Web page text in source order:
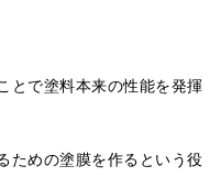
とで塗料本来の性能を発揮
ための塗膜を作るという役